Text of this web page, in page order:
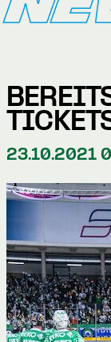
23.10.2021